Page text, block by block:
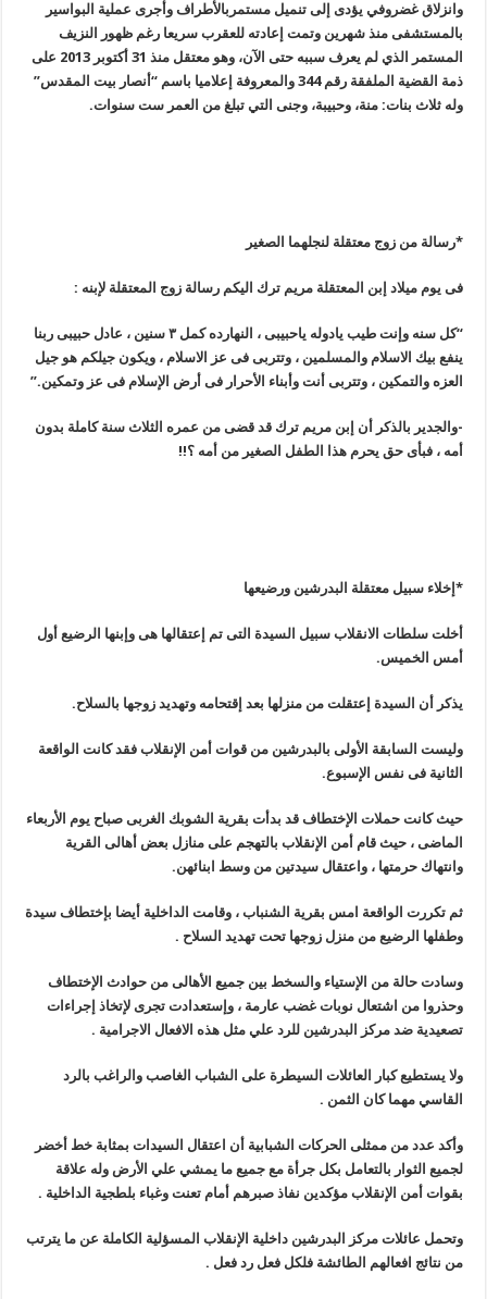
وانزلاق غضروفي يؤدى إلى تنميل مستمربالأطراف وأجرى عملية البواسير
بالمستشفى منذ شهرين وتمت إعادته للعقرب سريعا رغم ظهور النزيف
المستمر الذي لم يعرف سببه حتى الآن، وهو معتقل منذ 31 أكتوبر 2013 على
ذمة القضية الملفقة رقم 344 والمعروفة إعلاميا باسم “أنصار بيت المقدس”
وله ثلاث بنات: منة، وحبيبة، وجنى التي تبلغ من العمر ست سنوات.
*رسالة من زوج معتقلة لنجلهما الصغير
فى يوم ميلاد إبن المعتقلة ‫‏مريم ترك اليكم رسالة زوج المعتقلة لإبنه :
“كل سنه وإنت طيب يادوله ياحبيبى ، النهارده كمل ٣ سنين ، عادل حبيبى ربنا
ينفع بيك الاسلام والمسلمين ، وتتربى فى عز الاسلام ، ويكون جيلكم هو جيل
العزه والتمكين ، وتتربى أنت وأبناء الأحرار فى أرض الإسلام فى عز وتمكين.”
-والجدير بالذكر أن إبن مريم ترك قد قضى من عمره الثلاث ‫‏سنة كاملة بدون
أمه ، فبأى حق يحرم هذا الطفل الصغير من أمه ؟!!
*إخلاء سبيل معتقلة البدرشين ورضيعها
أخلت سلطات الانقلاب سبيل السيدة التى تم إعتقالها هى وإبنها الرضيع أول
أمس الخميس.
يذكر أن السيدة إعتقلت من منزلها بعد إقتحامه وتهديد زوجها بالسلاح.
وليست السابقة الأولى بالبدرشين من قوات أمن الإنقلاب فقد كانت الواقعة
الثانية فى نفس الإسبوع.
حيث كانت حملات الإختطاف قد بدأت بقرية الشوبك الغربى صباح يوم الأربعاء
الماضى ، حيث قام أمن الإنقلاب بالتهجم على منازل بعض أهالى القرية
وانتهاك حرمتها ، واعتقال سيدتين من وسط ابنائهن.
ثم تكررت الواقعة امس بقرية الشنباب ، وقامت الداخلية أيضا بإختطاف سيدة
وطفلها الرضيع من منزل زوجها تحت تهديد السلاح .
وسادت حالة من الإستياء والسخط بين جميع الأهالى من حوادث الإختطاف
وحذروا من اشتعال نوبات غضب عارمة ، وإستعدادت تجرى لإتخاذ إجراءات
تصعيدية ضد مركز البدرشين للرد علي مثل هذه الافعال الاجرامية .
ولا يستطيع كبار العائلات السيطرة على الشباب الغاصب والراغب بالرد
القاسي مهما كان الثمن .
وأكد عدد من ممثلى الحركات الشبابية أن اعتقال السيدات بمثابة خط أخضر
لجميع الثوار بالتعامل بكل جرأة مع جميع ما يمشي علي الأرض وله علاقة
بقوات أمن الإنقلاب مؤكدين نفاذ صبرهم أمام تعنت وغباء بلطجية الداخلية .
وتحمل عائلات مركز البدرشين داخلية الإنقلاب المسؤلية الكاملة عن ما يترتب
من نتائج افعالهم الطائشة فلكل فعل رد فعل .